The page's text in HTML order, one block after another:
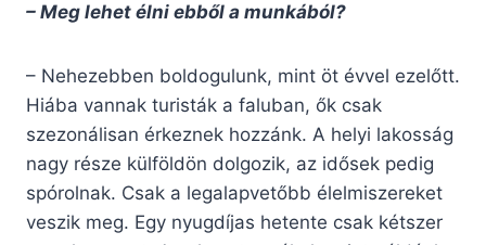
– Meg lehet élni ebből a munkából?
– Nehezebben boldogulunk, mint öt évvel ezelőtt.
Hiába vannak turisták a faluban, ők csak
szezonálisan érkeznek hozzánk. A helyi lakosság
nagy része külföldön dolgozik, az idősek pedig
spórolnak. Csak a legalapvetőbb élelmiszereket
veszik meg. Egy nyugdíjas hetente csak kétszer